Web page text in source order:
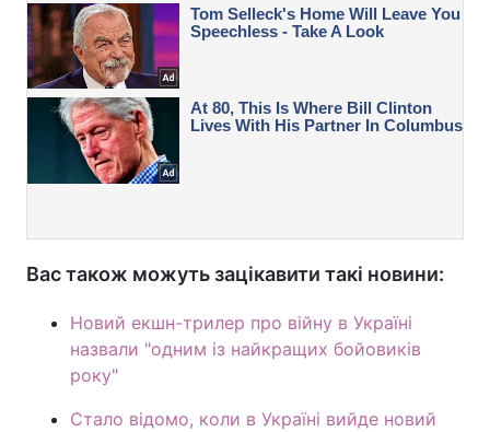
Вас також можуть зацікавити такі новини:
Новий екшн-трилер про війну в Україні
назвали "одним із найкращих бойовиків
року"
Стало відомо, коли в Україні вийде новий